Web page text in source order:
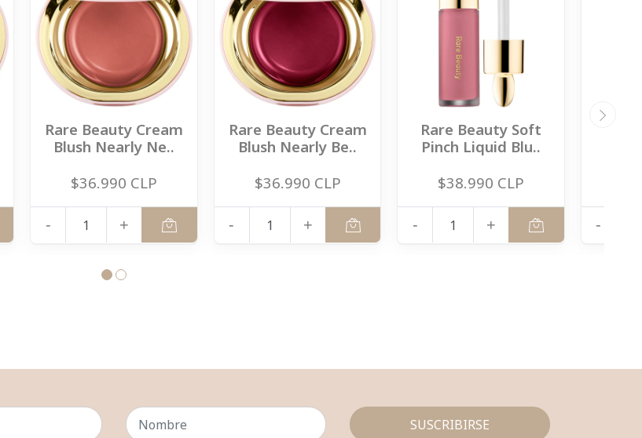
Rare Beauty Cream
Blush Nearly Ne..
$36.990 CLP
+
-
Rare Beauty Cream
Blush Nearly Be..
$36.990 CLP
+
-
Rare Beauty Soft
Pinch Liquid Blu..
$38.990 CLP
+
- -
SUSCRIBIRSE